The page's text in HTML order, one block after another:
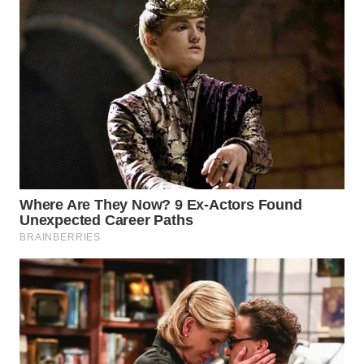
WN
WN
KALTIM
WN
SULSEL
WN
GORONTALO